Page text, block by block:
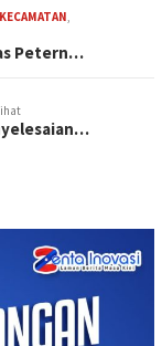
KECAMATAN,
Petern…